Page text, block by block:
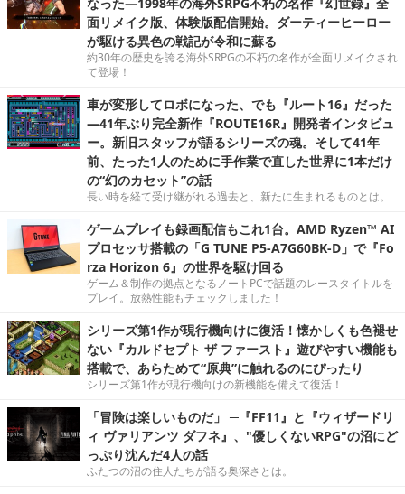
面リメイク版、体験版配信開始。ダーティーヒーロー
が駆ける異色の戦記が令和に蘇る
約30年の歴史を誇る海外SRPGの不朽の名作が全面リメイクされ
て登場！
車が変形してロボになった、でも『ルート16』だった
―41年ぶり完全新作『ROUTE16R』開発者インタビュ
ー。新旧スタッフが語るシリーズの魂。そして41年
前、たった1人のために手作業で直した世界に1本だけ
の“幻のカセット”の話
長い時を経て受け継がれる過去と、新たに生まれるものとは。
ゲームプレイも録画配信もこれ1台。AMD Ryzen™ AI
プロセッサ搭載の「G TUNE P5-A7G60BK-D」で『Fo
rza Horizon 6』の世界を駆け回る
ゲーム＆制作の拠点となるノートPCで話題のレースタイトルを
プレイ。放熱性能もチェックしました！
シリーズ第1作が現行機向けに復活！懐かしくも色褪せ
ない『カルドセプト ザ ファースト』遊びやすい機能も
搭載で、あらためて“原典”に触れるのにぴったり
シリーズ第1作が現行機向けの新機能を備えて復活！
「冒険は楽しいものだ」 ─『FF11』と『ウィザードリ
ィ ヴァリアンツ ダフネ』、"優しくないRPG"の沼にど
っぷり沈んだ4人の話
ふたつの沼の住人たちが語る奥深さとは。